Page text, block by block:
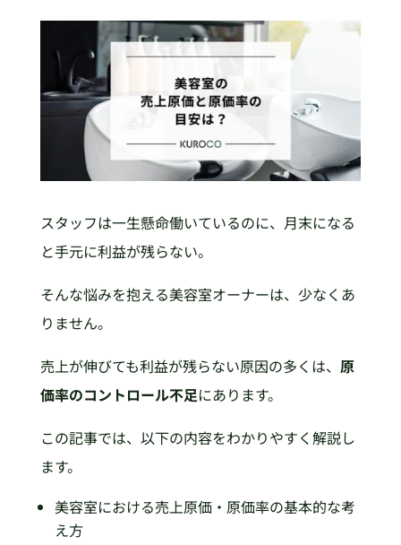
スタッフは一生懸命働いているのに、月末になる
と手元に利益が残らない。
そんな悩みを抱える美容室オーナーは、少なくあ
りません。
売上が伸びても利益が残らない原因の多くは、 原
価率のコントロール不足にあります。
この記事では、以下の内容をわかりやすく解説し
ます。
美容室における売上原価・原価率の基本的な考
え方